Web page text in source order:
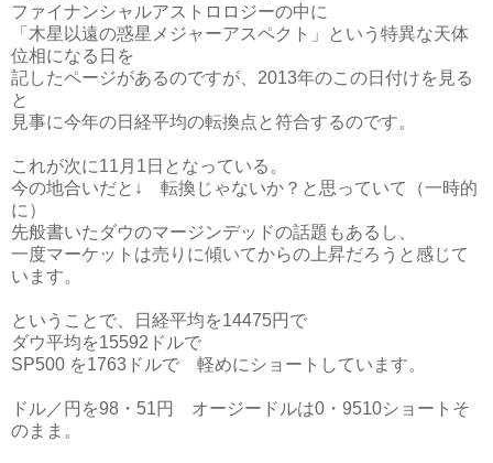
ファイナンシャルアストロロジーの中に
「木星以遠の惑星メジャーアスペクト」という特異な天体
位相になる日を
記したページがあるのですが、2013年のこの日付けを見る
と
見事に今年の日経平均の転換点と符合するのです。
これが次に11月1日となっている。
今の地合いだと↓ 転換じゃないか？と思っていて（一時的
に）
先般書いたダウのマージンデッドの話題もあるし、
一度マーケットは売りに傾いてからの上昇だろうと感じて
います。
ということで、日経平均を14475円で
ダウ平均を15592ドルで
SP500 を1763ドルで 軽めにショートしています。
ドル／円を98・51円 オージードルは0・9510ショートそ
のまま。